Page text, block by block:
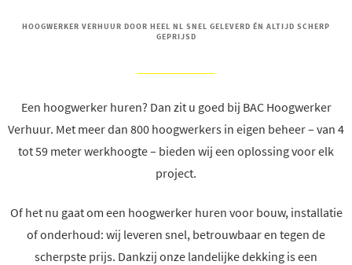
HOOGWERKER VERHUUR DOOR HEEL NL SNEL GELEVERD ÉN ALTIJD SCHERP
GEPRIJSD
Een hoogwerker huren? Dan zit u goed bij BAC Hoogwerker
Verhuur. Met meer dan 800 hoogwerkers in eigen beheer – van 4
tot 59 meter werkhoogte – bieden wij een oplossing voor elk
project.
Of het nu gaat om een hoogwerker huren voor bouw, installatie
of onderhoud: wij leveren snel, betrouwbaar en tegen de
scherpste prijs. Dankzij onze landelijke dekking is een